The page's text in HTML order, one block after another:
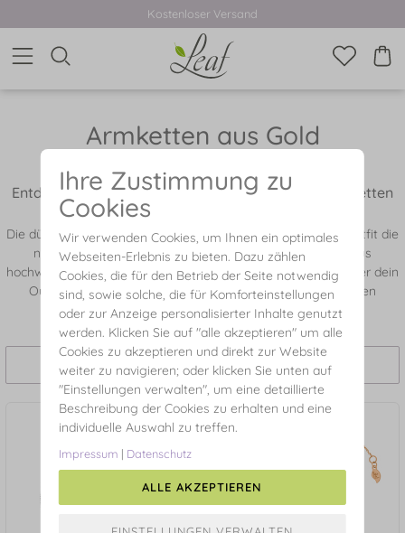
Kostenloser Versand
Armketten aus Gold
Entdecke die Schönheit und Eleganz goldener Armketten
in unsererm Online-Shop.
Die dünnen und filigranen Designs von Leaf geben jedem Outfit die
nötige Eleganz und Stil. Jede Armkette wird sorgfältig aus
hochwertigem Gold gefertigt und ist ein zeitloser Klassiker, der dein
Outfit aufwertet. Überzeuge dich selbst von unserer großen
Auswahl und finde dein neues Lieblingsstück.
Filtern und Sortieren
Ihre Zustimmung zu
Cookies
Wir verwenden Cookies, um Ihnen ein optimales
Webseiten-Erlebnis zu bieten. Dazu zählen
Cookies, die für den Betrieb der Seite notwendig
sind, sowie solche, die für Komforteinstellungen
oder zur Anzeige personalisierter Inhalte genutzt
werden. Klicken Sie auf "alle akzeptieren" um alle
Cookies zu akzeptieren und direkt zur Website
weiter zu navigieren; oder klicken Sie unten auf
"Einstellungen verwalten", um eine detaillierte
Beschreibung der Cookies zu erhalten und eine
individuelle Auswahl zu treffen.
Impressum | Datenschutz
ALLE AKZEPTIEREN